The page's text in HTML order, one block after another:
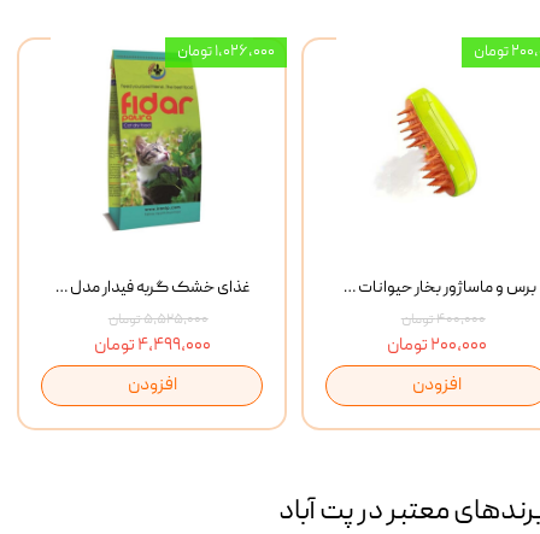
غذای خشک گربه فیدار مدل Adult وزن 10 کیلوگرم
۵,۵۲۵,۰۰۰ تومان
۴,۴۹۹,۰۰۰ تومان
افزودن
۱,۰۲۶,۰۰۰ تومان
برس و ماساژور بخار حیوانات Spray Massage Brush
۴۰۰,۰۰۰ تومان
۲۰۰,۰۰۰ تومان
افزودن
تومان
معتبر در پت آباد